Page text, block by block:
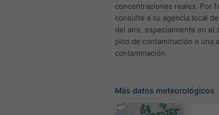
concentraciones reales. Por
consulte a su agencia local
del aire, especialmente en el
pico de contaminación o una
contaminación.
Más datos meteorológicos